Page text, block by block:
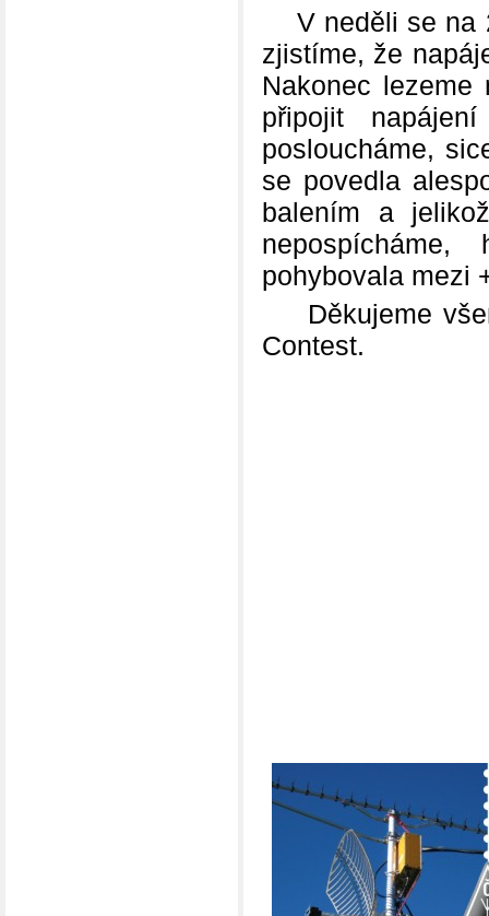
V neděli se na
zjistíme, že
Nakonec
připojit
posloucháme,
se povedla
balením a
pohybovala mezi
Děkujeme
Contest.